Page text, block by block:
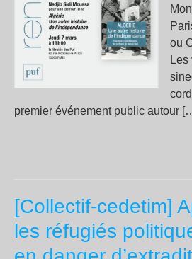
ou
premier événement public autour
[Collectif-cedetim]
les réfugiés